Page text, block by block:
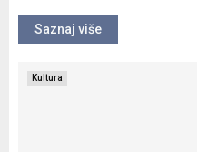
Saznaj više
Kultura